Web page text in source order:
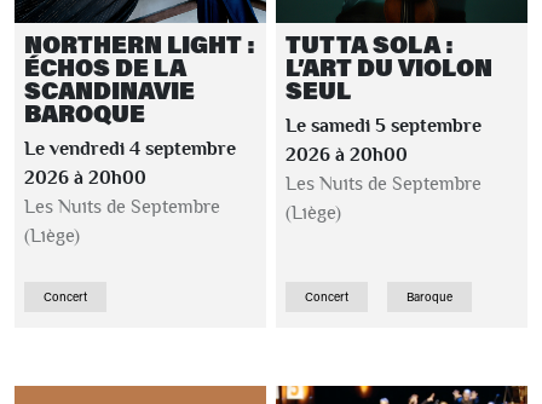
NORTHERN LIGHT :
ÉCHOS DE LA
SCANDINAVIE
BAROQUE
Le vendredi 4 septembre
2026 à 20h00
Les Nuits de Septembre
(Liège)
Concert
TUTTA SOLA :
L’ART DU VIOLON
SEUL
Le samedi 5 septembre
2026 à 20h00
Les Nuits de Septembre
(Liège)
Concert Baroque